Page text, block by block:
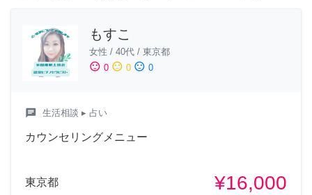
もすこ
女性 / 40代 / 東京都
sentiment_satisfied 0 sentiment_neutral 0 sentiment_dissatisfied 0
chat 生活相談 ▸ 占い
カウンセリングメニュー
東京都 ¥16,000